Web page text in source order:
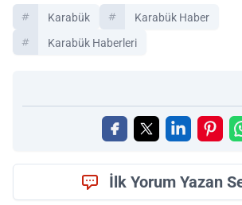
Karabük
Karabük Haber
Karabük Haberleri
İlk Yorum Yazan